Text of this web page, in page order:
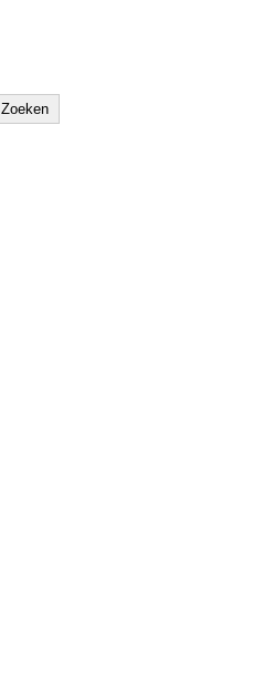
Zoeken